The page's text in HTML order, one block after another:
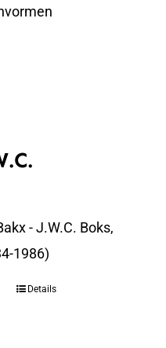
- J.W.C. Boks,
1986)
Details